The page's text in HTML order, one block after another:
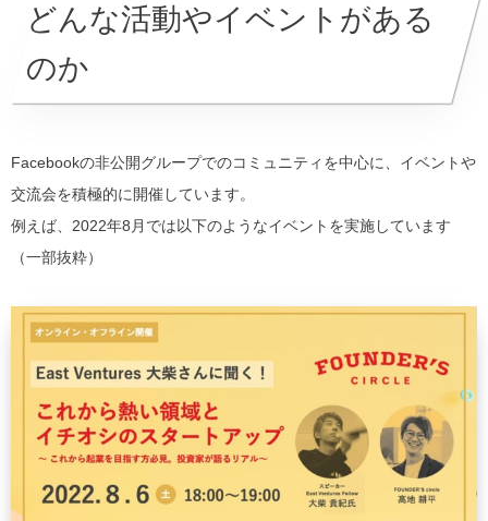
どんな活動やイベントがある
のか
Facebookの非公開グループでのコミュニティを中心に、イベントや
交流会を積極的に開催しています。
例えば、2022年8月では以下のようなイベントを実施しています
（一部抜粋）